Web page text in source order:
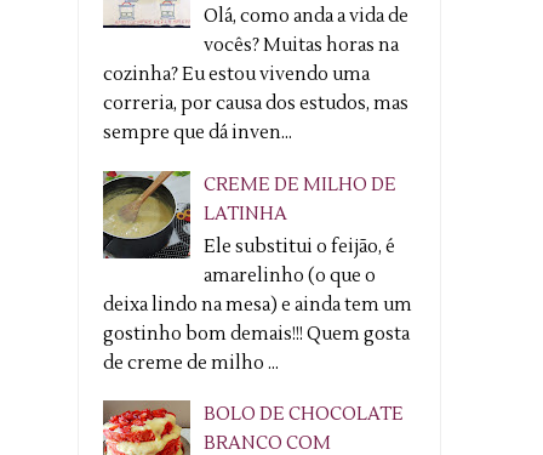
Olá, como anda a vida de
vocês? Muitas horas na
cozinha? Eu estou vivendo uma
correria, por causa dos estudos, mas
sempre que dá inven...
CREME DE MILHO DE
LATINHA
Ele substitui o feijão, é
amarelinho (o que o
deixa lindo na mesa) e ainda tem um
gostinho bom demais!!! Quem gosta
de creme de milho ...
BOLO DE CHOCOLATE
BRANCO COM